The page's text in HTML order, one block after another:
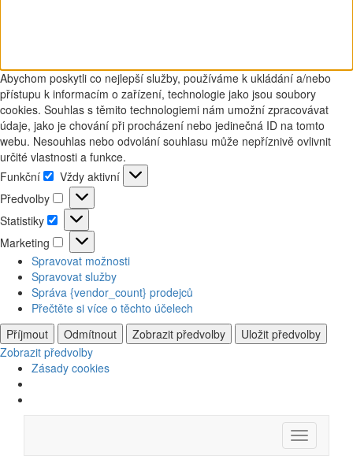
Abychom poskytli co nejlepší služby, používáme k ukládání a/nebo
přístupu k informacím o zařízení, technologie jako jsou soubory
cookies. Souhlas s těmito technologiemi nám umožní zpracovávat
údaje, jako je chování při procházení nebo jedinečná ID na tomto
webu. Nesouhlas nebo odvolání souhlasu může nepříznivě ovlivnit
určité vlastnosti a funkce.
Funkční
Funkční
Vždy aktivní
Předvolby
Předvolby
Statistiky
Statistiky
Marketing
Marketing
Spravovat možnosti
Spravovat služby
Správa {vendor_count} prodejců
Přečtěte si více o těchto účelech
Příjmout
Odmítnout Zobrazit předvolby
Uložit předvolby
Zobrazit předvolby
Zásady cookies
content
Menu